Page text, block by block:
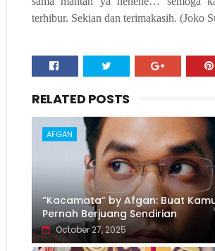
terhibur. Sekian dan terimakasih. (Joko
RELATED POSTS
AFGAN
“Kacamata” by Afgan: Buat
Pernah Berjuang Sendirian
October 27, 2025